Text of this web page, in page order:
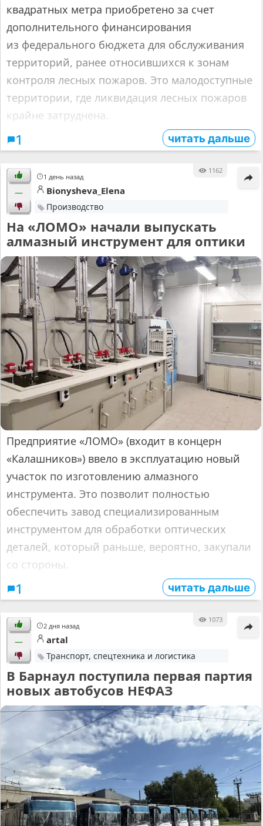
квадратных метра приобретено за счет
дополнительного финансирования
из федерального бюджета для обслуживания
территорий, ранее относившихся к зонам
контроля лесных пожаров. Это малодоступные
территории, где ликвидация лесных пожаров
крайне затруднена.
1 читать дальше
1 день назад
1162
— Bionysheva_Elena
Производство
На «ЛОМО» начали выпускать
алмазный инструмент для оптики
Предприятие «ЛОМО» (входит в концерн
«Калашников») ввело в эксплуатацию новый
участок по изготовлению алмазного
инструмента. Это позволит полностью
обеспечить завод специализированным
инструментом для обработки оптических
деталей, который раньше, вероятно, закупали
со стороны.
1 читать дальше
2 дня назад
1073
— artal
Транспорт, спецтехника и логистика
В Барнаул поступила первая партия
новых автобусов НЕФАЗ